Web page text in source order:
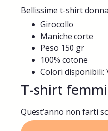
Bellissime t-shirt
Girocollo
Maniche corte
Peso 150 gr
100% cotone
Colori disponibili:
T-shirt
Quest’anno non farti